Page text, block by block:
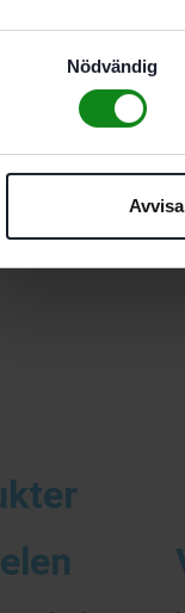
Nödvändig